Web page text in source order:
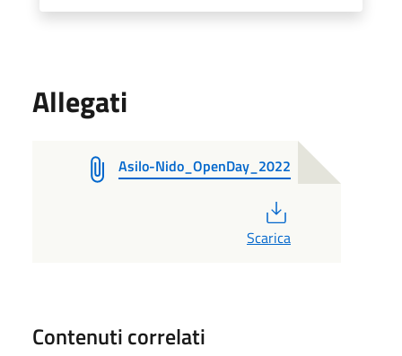
Allegati
Asilo-Nido_OpenDay_2022
Scarica
Contenuti correlati